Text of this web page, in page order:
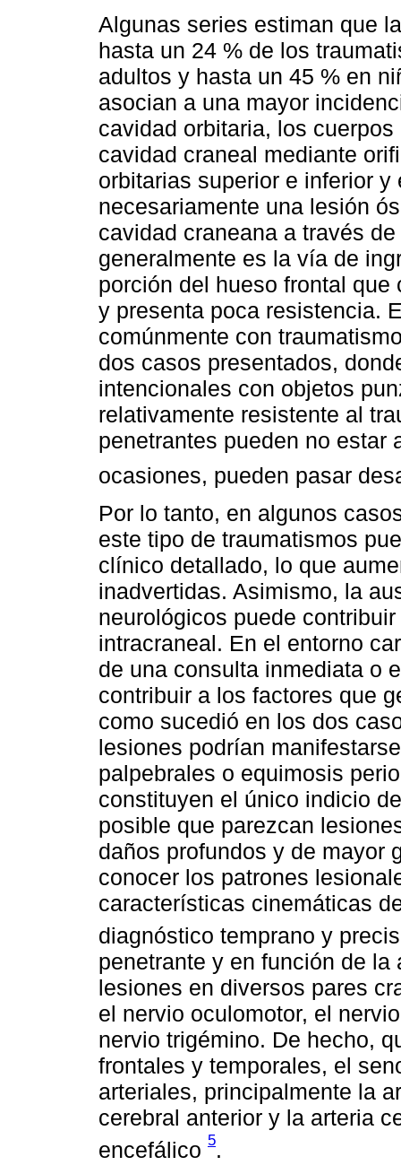
Algunas series estiman que
hasta un 24 % de los
adultos y hasta un 45 % en
asocian a una mayor
cavidad orbitaria, los
cavidad craneal mediante
orbitarias superior e inferior
necesariamente una lesión
cavidad craneana a través
generalmente es la vía de
porción del hueso frontal
y presenta poca resistencia.
comúnmente con
dos casos presentados,
intencionales con objetos
relativamente resistente al
penetrantes pueden no estar
ocasiones, pueden pasar
Por lo tanto, en algunos
este tipo de traumatismos
clínico detallado, lo que
inadvertidas. Asimismo, la
neurológicos puede
intracraneal. En el entorno
de una consulta inmediata o
contribuir a los factores que
como sucedió en los dos
lesiones podrían
palpebrales o equimosis
constituyen el único indicio
posible que parezcan
daños profundos y de mayor
conocer los patrones
características cinemáticas
diagnóstico temprano y
penetrante y en función de
lesiones en diversos pares
el nervio oculomotor, el
nervio trigémino. De hecho,
frontales y temporales, el
arteriales, principalmente la
cerebral anterior y la arteria
encefálico 5.